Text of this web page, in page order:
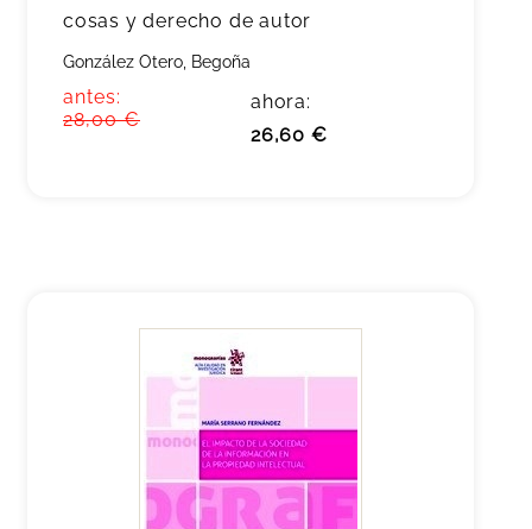
cosas y derecho de autor
González Otero, Begoña
antes:
28,00 €
ahora:
26,60 €